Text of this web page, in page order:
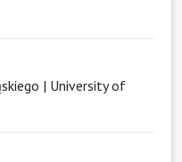
| University of